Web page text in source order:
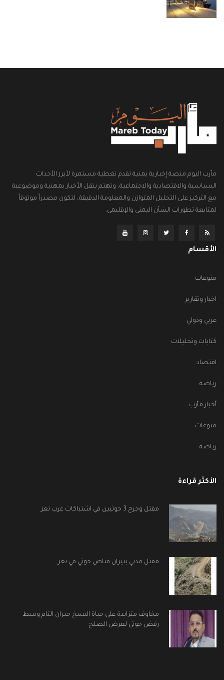
مأرب اليوم منصة إخبارية يمنية تقدم تغطية مستمرة لأبرز الأحداث
السياسية والاقتصادية والاجتماعية، وتهتم بنقل الأخبار بمهنية وموضوعية
مع التركيز على التحليل المتوازن والمعلومة الدقيقة، لتكون مصدراً موثوقاً
لمتابعة تطورات الشأن اليمني والإقليمي.
الأقسام
منوعات
اخبار وتقارير
عربي ودولي
كتابات وتحليلات
اقتصاد
رياضة
أخبار مأرب
منوعات
رياضة
الأكثر قراءة
مقتل وجرح 3 حوثيين في اشتباكات غرب تعز
مقتل مدني بنيران قناص حوثي في تعز
مخاوف متزايدة على حياة الشيخ جبران التام وسط
رفض حوثي لعرض الصلح